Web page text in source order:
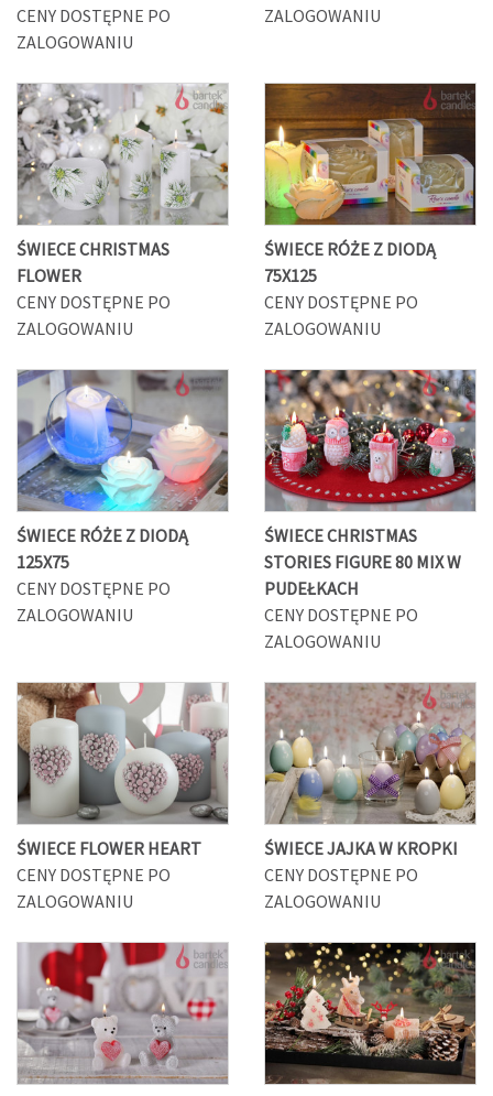
CENY DOSTĘPNE PO
ZALOGOWANIU
ZALOGOWANIU
ŚWIECE CHRISTMAS
FLOWER
CENY DOSTĘPNE PO
ZALOGOWANIU
ŚWIECE RÓŻE Z DIODĄ
75X125
CENY DOSTĘPNE PO
ZALOGOWANIU
ŚWIECE RÓŻE Z DIODĄ
125X75
CENY DOSTĘPNE PO
ZALOGOWANIU
ŚWIECE CHRISTMAS
STORIES FIGURE 80 MIX W
PUDEŁKACH
CENY DOSTĘPNE PO
ZALOGOWANIU
ŚWIECE FLOWER HEART
CENY DOSTĘPNE PO
ZALOGOWANIU
ŚWIECE JAJKA W KROPKI
CENY DOSTĘPNE PO
ZALOGOWANIU